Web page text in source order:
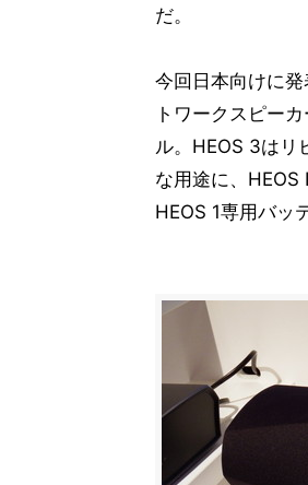
だ。
今回日本向けに
トワークスピー
ル。HEOS 3はリ
な用途に、HEOS
HEOS 1専用バッ